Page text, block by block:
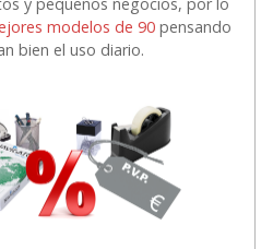
modelos de 90 pensando
bien el uso diario.